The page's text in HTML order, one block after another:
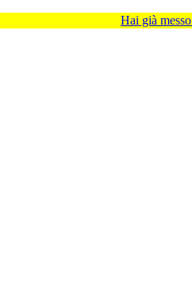
Hai già messo